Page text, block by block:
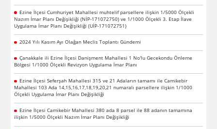
Ezine İlçesi Cumhuriyet Mahallesi muhtelif parsellere ilişkin 1/5000 Ölçekli
Nazım İmar Planı Değişikliği (NİP-171072750) ve 1/1000 Ölçekli 3. Etap İlave
Uygulama İmar Planı Değişikliği (UİP-171072751)
2024 Yılı Kasım Ayı Olağan Meclis Toplantı Gündemi
Çanakkale ili Ezine İlçesi Danişment Mahallesi 1 No'lu Gecekondu Önleme
Bölgesi 1/1000 Ölçekli Revizyon Uygulama İmar Planı
Ezine İlçesi Seferşah Mahallesi 315 ve 21 Adaların tamamı ile Camikebir
Mahallesi 103 Ada 14,15,16,17,18,19,20,21 numaralı parsellere ilişkin 1/1000
Ölçekli Uygulama İmar Planı Değişikliği
Ezine İlçesi Camikebir Mahallesi 380 ada 8 parsel ile 88 adanın tamamına
ilişkin 1/5000 Ölçekli Nazım İmar Planı Değişikliği